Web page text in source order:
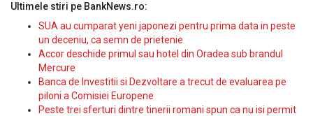
Ultimele stiri pe BankNews.ro:
SUA au cumparat yeni japonezi pentru prima data in peste
un deceniu, ca semn de prietenie
Accor deschide primul sau hotel din Oradea sub brandul
Mercure
Banca de Investitii si Dezvoltare a trecut de evaluarea pe
piloni a Comisiei Europene
Peste trei sferturi dintre tinerii romani spun ca nu isi permit